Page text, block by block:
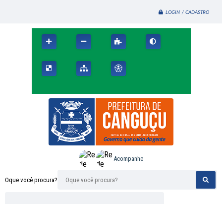
LOGIN / CADASTRO
Oque você procura?
Acompanhe